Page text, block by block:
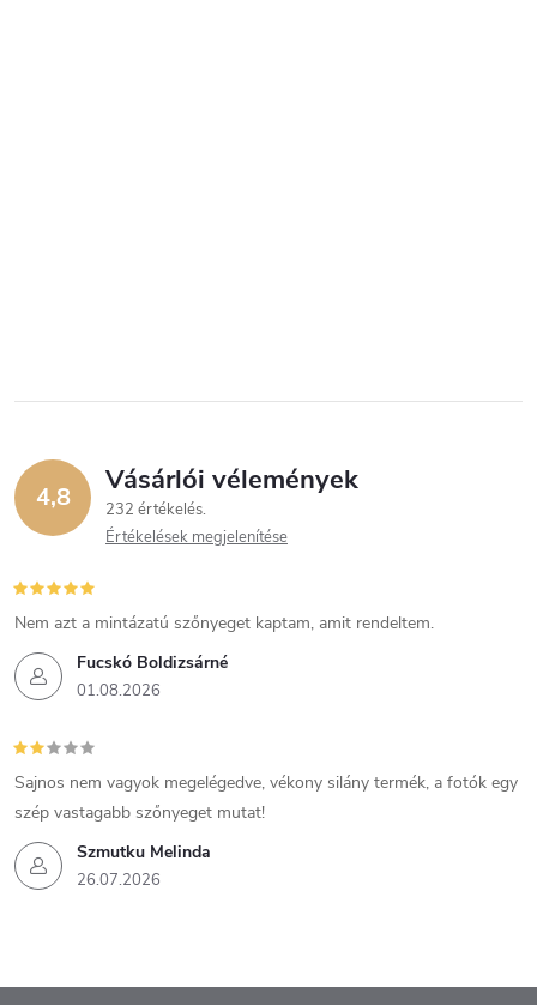
4,8 Vásárlói vélemények
232 értékelés
Értékelések megjelenítése
Fucskó Boldizsárné
01.08.2026
Nem azt a mintázatú szőnyeget kaptam, amit rendeltem.
Szmutku Melinda
26.07.2026
Sajnos nem vagyok megelégedve, vékony silány termék, a fotók egy
szép vastagabb szőnyeget mutat!